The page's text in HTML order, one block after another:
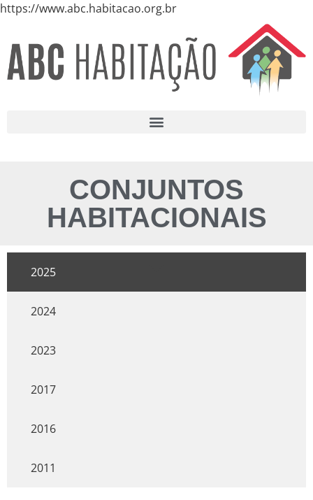
https://www.abc.habitacao.org.br
CONJUNTOS
HABITACIONAIS
2025
2024
2023
2017
2016
2011